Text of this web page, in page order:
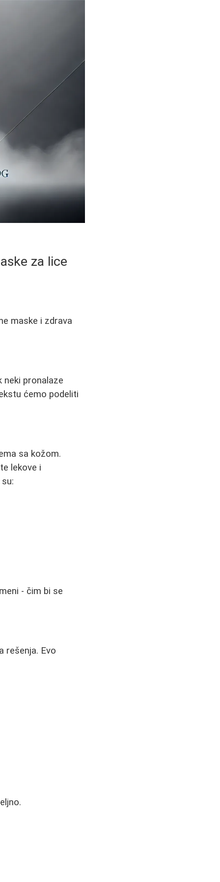
za lice
maske i zdrava
neki pronalaze
ćemo podeliti
sa kožom.
lekove i
- čim bi se
rešenja. Evo